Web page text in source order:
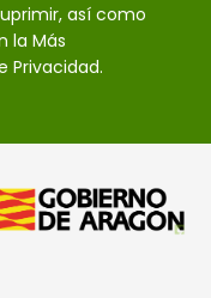
así como
la Más
Privacidad.